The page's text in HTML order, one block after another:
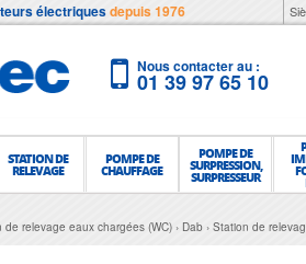
électriquesdepuis 1976
Nous contacter au :
01 39 97 65 10
STATION DE
RELEVAGE
POMPE DE
CHAUFFAGE
POMPE DE
SURPRESSION,
SURPRESSEUR
de relevage eaux chargées (WC) Dab Station de